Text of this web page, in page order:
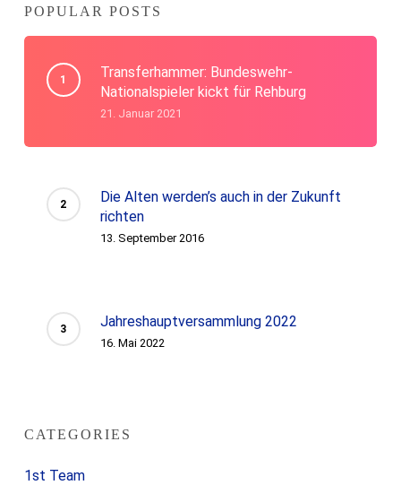
POPULAR POSTS
Transferhammer: Bundeswehr-
Nationalspieler kickt für Rehburg
21. Januar 2021
Die Alten werden’s auch in der Zukunft
richten
13. September 2016
Jahreshauptversammlung 2022
16. Mai 2022
CATEGORIES
1st Team